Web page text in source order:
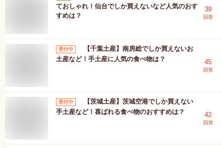
ておしゃれ！仙台でしか買えないなど人気のおす
すめは？
39
回答
受付中
【千葉土産】南房総でしか買えないお
土産など！手土産に人気の食べ物は？
45
回答
受付中
【茨城土産】茨城空港でしか買えない
手土産など！喜ばれる食べ物のおすすめは？
42
回答